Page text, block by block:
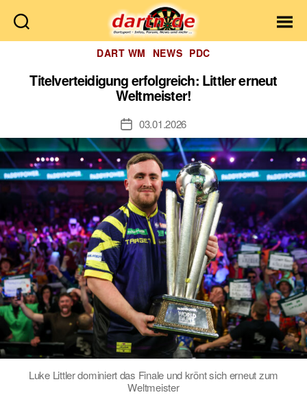
Dartn.de
Kategorien
DART WM NEWS PDC
Titelverteidigung erfolgreich: Littler erneut
Weltmeister!
Veröffentlichungsdatum
03.01.2026
Luke Littler dominiert das Finale und krönt sich erneut zum
Weltmeister